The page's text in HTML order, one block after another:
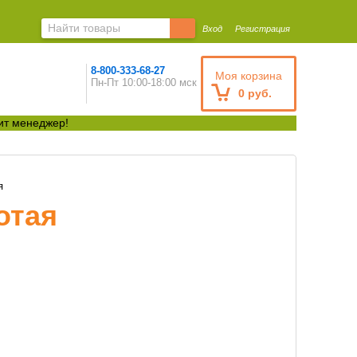
Вход Регистрация
Моя корзина
0 руб.
8-800-333-68-27
Пн-Пт 10:00-18:00 мск
менеджер!